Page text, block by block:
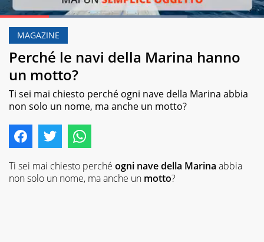
PauseUnmute
Loaded:70.97%
MAGAZINE
Perché le navi della Marina hanno
un motto?
Ti sei mai chiesto perché ogni nave della Marina abbia
non solo un nome, ma anche un motto?
Ti sei mai chiesto perché ogni nave della Marina abbia
non solo un nome, ma anche un motto?